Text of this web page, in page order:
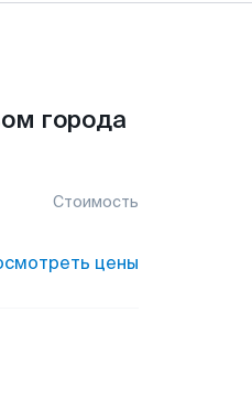
города
Стоимость
цены